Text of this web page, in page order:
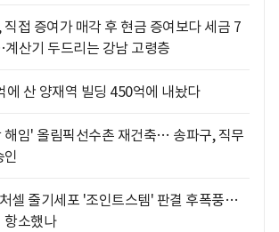
직접 증여가 매각 후 현금 증여보다 세금 7
산기 두드리는 강남 고령층
에 산 양재역 빌딩 450억에 내놨다
해임' 올림픽선수촌 재건축… 송파구, 직무
인
셀 줄기세포 '조인트스템' 판결 후폭풍…
항소했나